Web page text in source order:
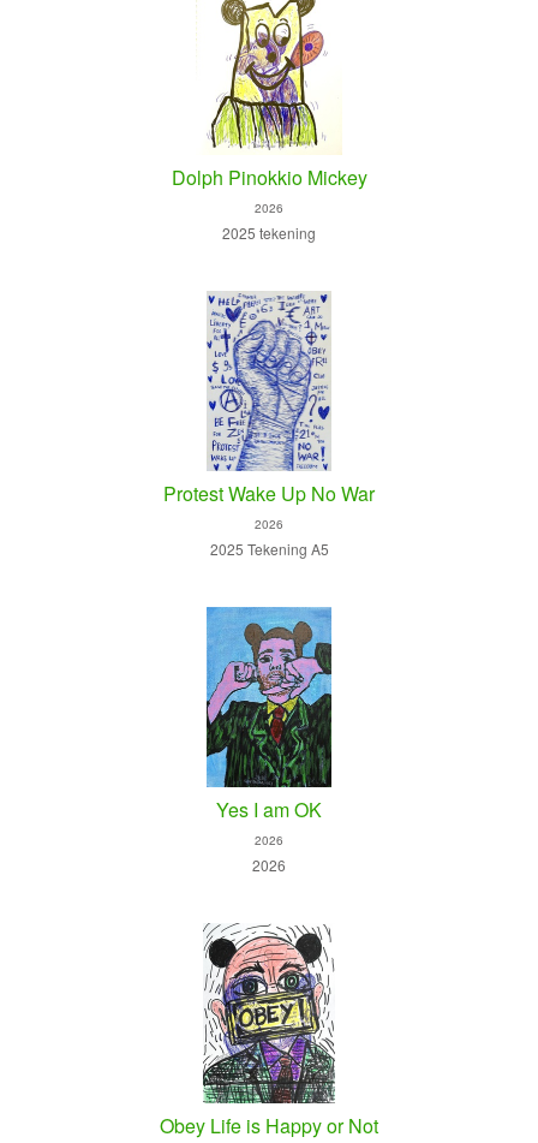
Dolph Pinokkio Mickey
2026
2025 tekening
Protest Wake Up No War
2026
2025 Tekening A5
Yes I am OK
2026
2026
Obey Life is Happy or Not